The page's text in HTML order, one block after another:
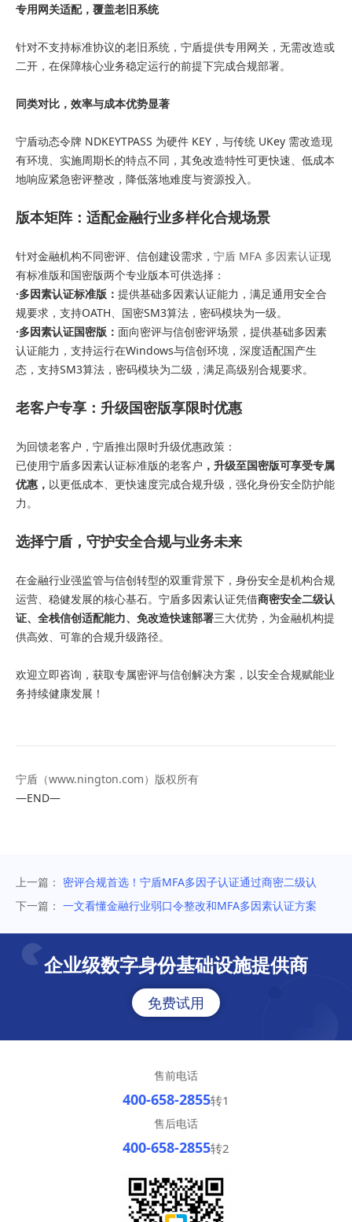
专用网关适配，覆盖老旧系统
针对不支持标准协议的老旧系统，宁盾提供专用网关，无需改造或
二开，在保障核心业务稳定运行的前提下完成合规部署。
同类对比，效率与成本优势显著
宁盾动态令牌 NDKEYTPASS 为硬件 KEY，与传统 UKey 需改造现
有环境、实施周期长的特点不同，其免改造特性可更快速、低成本
地响应紧急密评整改，降低落地难度与资源投入。
版本矩阵：适配金融行业多样化合规场景
针对金融机构不同密评、信创建设需求， 宁盾 MFA 多因素认证现
有标准版和国密版两个专业版本可供选择：
·多因素认证标准版： 提供基础多因素认证能力，满足通用安全合
规要求，支持OATH、国密SM3算法，密码模块为一级。
·多因素认证国密版： 面向密评与信创密评场景，提供基础多因素
认证能力，支持运行在Windows与信创环境，深度适配国产生
态，支持SM3算法，密码模块为二级，满足高级别合规要求。
老客户专享：升级国密版享限时优惠
为回馈老客户，宁盾推出限时升级优惠政策：
已使用宁盾多因素认证标准版的老客户 ， 升级至国密版可享受专属
优惠， 以更低成本、更快速度完成合规升级，强化身份安全防护能
力。
选择宁盾，守护安全合规与业务未来
在金融行业强监管与信创转型的双重背景下，身份安全是机构合规
运营、稳健发展的核心基石。宁盾多因素认证凭借商密安全二级认
证、全栈信创适配能力、免改造快速部署三大优势，为金融机构提
供高效、可靠的合规升级路径。
欢迎立即咨询，获取专属密评与信创解决方案，以安全合规赋能业
务持续健康发展！
宁盾（www.nington.com）版权所有
—END—
上一篇： 密评合规首选！宁盾MFA多因子认证通过商密二级认
证，免改造快速上线
下一篇： 一文看懂金融行业弱口令整改和MFA多因素认证方案
企业级数字身份基础设施提供商
免费试用
售前电话
400-658-2855转1
售后电话
400-658-2855转2